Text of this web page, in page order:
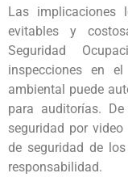
Las implicaciones
evitables y
Seguridad
inspecciones en
ambiental puede
para auditorías.
seguridad por
de seguridad de
responsabilidad.